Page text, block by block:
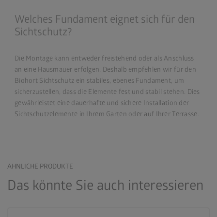
Welches Fundament eignet sich für den
Sichtschutz?
Die Montage kann entweder freistehend oder als Anschluss
an eine Hausmauer erfolgen. Deshalb empfehlen wir für den
Biohort Sichtschutz ein stabiles, ebenes Fundament, um
sicherzustellen, dass die Elemente fest und stabil stehen. Dies
gewährleistet eine dauerhafte und sichere Installation der
Sichtschutzelemente in Ihrem Garten oder auf Ihrer Terrasse.
ÄHNLICHE PRODUKTE
Das könnte Sie auch interessieren